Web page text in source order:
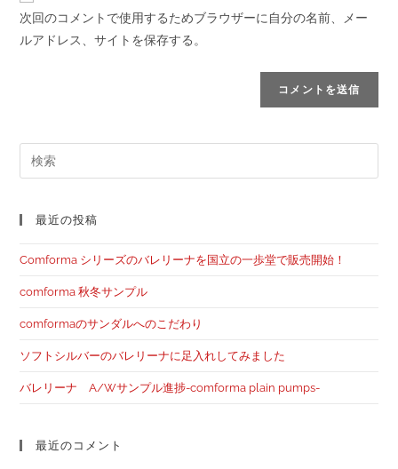
次回のコメントで使用するためブラウザーに自分の名前、メー
ルアドレス、サイトを保存する。
最近の投稿
Comforma シリーズのバレリーナを国立の一歩堂で販売開始！
comforma 秋冬サンプル
comformaのサンダルへのこだわり
ソフトシルバーのバレリーナに足入れしてみました
バレリーナ A/Wサンプル進捗-comforma plain pumps-
最近のコメント